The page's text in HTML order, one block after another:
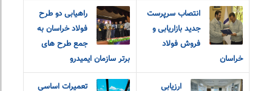
انتصاب سرپرست
جدید بازاریابی و
فروش فولاد
خراسان
راهیابی دو طرح
فولاد خراسان به
جمع طرح های
برتر سازمان ایمیدرو
ارزیابی
تعميرات اساسي